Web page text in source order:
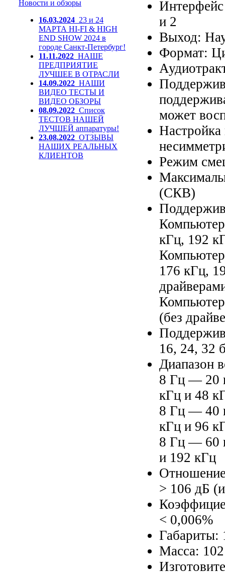
Новости и обзоры
16.03.2024 23 и 24
МАРТА HI-FI & HIGH
END SHOW 2024 в
городе Санкт-Петербург!
11.11.2022 НАШЕ
ПРЕДПРИЯТИЕ
ЛУЧШЕЕ В ОТРАСЛИ
14.09.2022 НАШИ
ВИДЕО ТЕСТЫ И
ВИДЕО ОБЗОРЫ
08.09.2022 Список
ТЕСТОВ НАШЕЙ
ЛУЧШЕЙ аппаратуры!
23.08.2022 ОТЗЫВЫ
НАШИХ РЕАЛЬНЫХ
КЛИЕНТОВ
и 2
Выход:
Формат:
может
Режим
(СКВ)
кГц, 192
176 кГц,
(без
16, 24, 32
Диапазон
8 Гц — 20
кГц и 48
8 Гц — 40
кГц и 96
8 Гц — 60
и 192 кГц
> 106 дБ
< 0,006%
Масса: